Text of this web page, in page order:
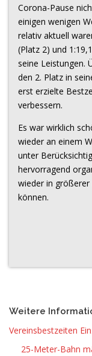
Corona-Pause
einigen wenigen
relativ aktuell
(Platz 2) und
seine Leistungen.
den 2. Platz in
erst erzielte
verbessern.
Es war wirklich
wieder an einem
unter
hervorragend
wieder in größerer
können.
Weitere
Vereinsbestzeiten
25-Meter-Bahn